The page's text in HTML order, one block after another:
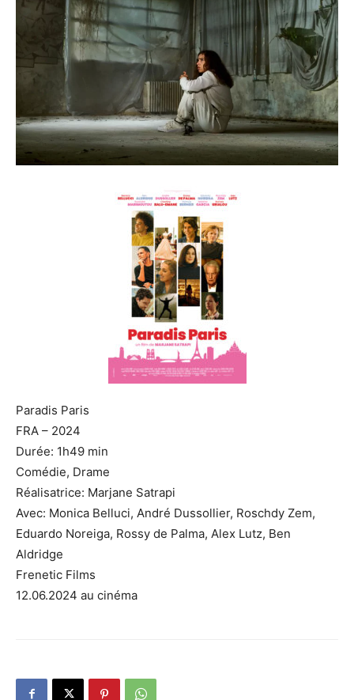
Paradis Paris
FRA – 2024
Durée: 1h49 min
Comédie, Drame
Réalisatrice: Marjane Satrapi
Avec: Monica Belluci, André Dussollier, Roschdy Zem,
Eduardo Noreiga, Rossy de Palma, Alex Lutz, Ben
Aldridge
Frenetic Films
12.06.2024 au cinéma